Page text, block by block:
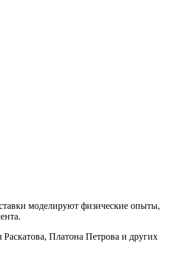
моделируют физические опыты,
Платона Петрова и других